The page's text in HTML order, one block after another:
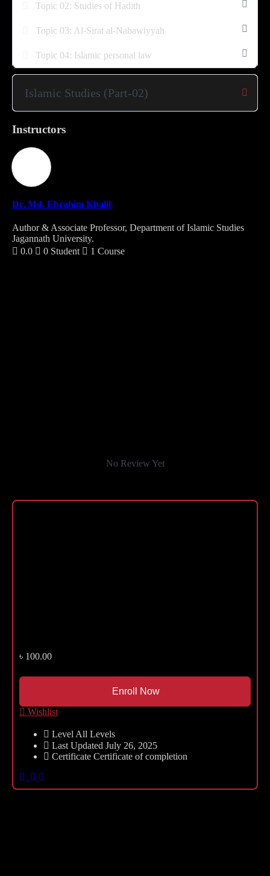
Topic 02: Studies of Hadith
Topic 03: Al-Sirat al-Nabawiyyah
Topic 04: Islamic personal law
Islamic Studies (Part-02)
Instructors
Dr. Md. Ebrahim Khalil
Author & Associate Professor, Department of Islamic Studies
Jagannath University.
0.0
0 Student 1 Course
No Review Yet
৳ 100.00
Wishlist
LevelAll Levels
Last Updated July 26, 2025
Certificate Certificate of completion